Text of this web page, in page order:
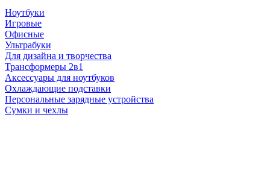
Ноутбуки
Игровые
Офисные
Ультрабуки
Для дизайна и творчества
Трансформеры 2в1
Аксессуары для ноутбуков
Охлаждающие подставки
Персональные зарядные устройства
Сумки и чехлы